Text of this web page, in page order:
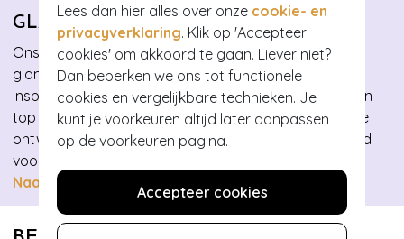
Lees dan hier alles over onze cookie- en
privacyverklaring. Klik op 'Accepteer
cookies' om akkoord te gaan. Liever niet?
Dan beperken we ons tot functionele
cookies en vergelijkbare technieken. Je
kunt je voorkeuren altijd later aanpassen
op de voorkeuren pagina.
Accepteer cookies
GLAMOUR BUNNY
Ons eigen pittige pinup merk Glamour Bunny, biedt
glamour, elegantie en stijl aan in de vorm van retro-
inspired kleding waarin iedere vintage babe zich op en
top vrouwelijk zal voelen. De collecties die wij in-house
ontwerpen zijn van hoogwaardige kwaliteit, flatterend
voor iedere vrouw en hebben een ultiem retro gevoel.
Naar collectie